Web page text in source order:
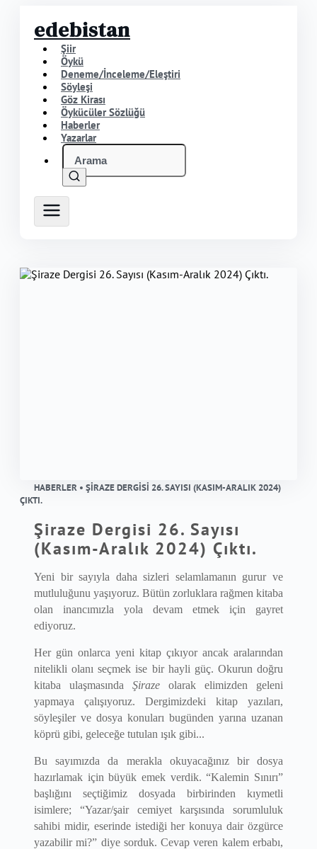
edebistan
Şiir
Öykü
Deneme/İnceleme/Eleştiri
Söyleşi
Göz Kirası
Öykücüler Sözlüğü
Haberler
Yazarlar
HABERLER • ŞIRAZE DERGISI 26. SAYISI (KASIM-ARALIK 2024)
ÇIKTI.
Şiraze Dergisi 26. Sayısı
(Kasım-Aralık 2024) Çıktı.
Yeni bir sayıyla daha sizleri selamlamanın gurur ve
mutluluğunu yaşıyoruz. Bütün zorluklara rağmen kitaba
olan inancımızla yola devam etmek için gayret
ediyoruz.
Her gün onlarca yeni kitap çıkıyor ancak aralarından
nitelikli olanı seçmek ise bir hayli güç. Okurun doğru
kitaba ulaşmasında Şiraze olarak elimizden geleni
yapmaya çalışıyoruz. Dergimizdeki kitap yazıları,
söyleşiler ve dosya konuları bugünden yarına uzanan
köprü gibi, geleceğe tutulan ışık gibi...
Bu sayımızda da merakla okuyacağınız bir dosya
hazırlamak için büyük emek verdik. “Kalemin Sınırı”
başlığını seçtiğimiz dosyada birbirinden kıymetli
isimlere; “Yazar/şair cemiyet karşısında sorumluluk
sahibi midir, eserinde istediği her konuya dair özgürce
yazabilir mi?” diye sorduk. Cevap veren kalem erbabı,